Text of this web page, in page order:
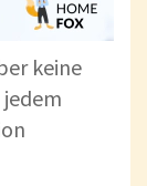
keine